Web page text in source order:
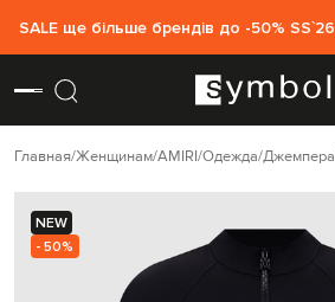
SALE ще більше брендів до -50% SS`26
Главная Женщинам AMIRI Одежда Джемпера
NEW
- 50%